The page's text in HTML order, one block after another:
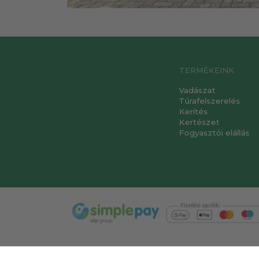
TERMÉKEINK
Vadászat
Túrafelszerelés
Kerítés
Kertészet
Fogyasztói elállás